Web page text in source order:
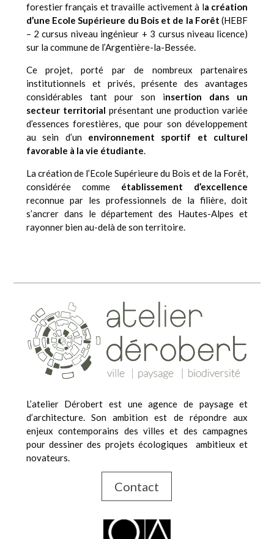
forestier français et travaille activement à la création
d’une Ecole Supérieure du Bois et de la Forêt (HEBF
– 2 cursus niveau ingénieur + 3 cursus niveau licence)
sur la commune de l’Argentière-la-Bessée.
Ce projet, porté par de nombreux partenaires
institutionnels et privés, présente des avantages
considérables tant pour son insertion dans un
secteur territorial présentant une production variée
d’essences forestières, que pour son développement
au sein d’un environnement sportif et culturel
favorable à la vie étudiante.
La création de l’Ecole Supérieure du Bois et de la Forêt,
considérée commeétablissement d’excellence
reconnue par les professionnels de la filière, doit
s’ancrer dans le département des Hautes-Alpes et
rayonner bien au-delà de son territoire.
L’atelier Dérobert est une agence de paysage et
d’architecture. Son ambition est de répondre aux
enjeux contemporains des villes et des campagnes
pour dessiner des projets écologiques ambitieux et
novateurs.
Contact